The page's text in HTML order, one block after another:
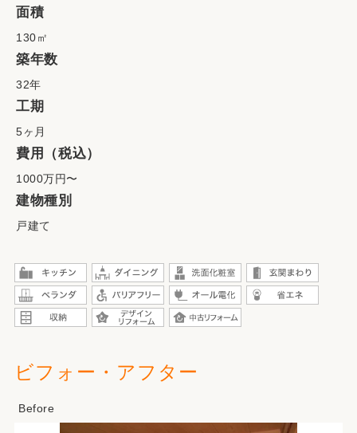
面積
130㎡
築年数
32年
工期
5ヶ月
費用（税込）
1000万円〜
建物種別
戸建て
ビフォー・アフター